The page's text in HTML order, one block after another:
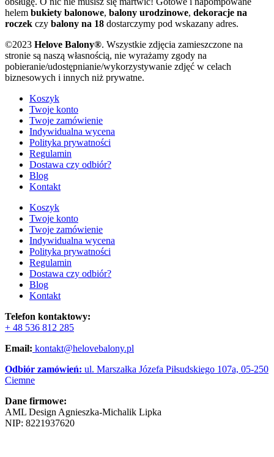
helem bukiety balonowe, balony urodzinowe, dekoracje na
roczek czy balony na 18 dostarczymy pod wskazany adres.
©2023 Helove Balony®. Wszystkie zdjęcia zamieszczone na
stronie są naszą własnością, nie wyrażamy zgody na
pobieranie/udostępnianie/wykorzystywanie zdjęć w celach
biznesowych i innych niż prywatne.
Koszyk
Twoje konto
Twoje zamówienie
Indywidualna wycena
Polityka prywatności
Regulamin
Dostawa czy odbiór?
Blog
Kontakt
Koszyk
Twoje konto
Twoje zamówienie
Indywidualna wycena
Polityka prywatności
Regulamin
Dostawa czy odbiór?
Blog
Kontakt
Telefon kontaktowy:
+ 48 536 812 285
Email: kontakt@helovebalony.pl
Odbiór zamówień: ul. Marszałka Józefa Piłsudskiego 107a, 05-250
Ciemne
Dane firmowe:
AML Design Agnieszka-Michalik Lipka
NIP: 8221937620